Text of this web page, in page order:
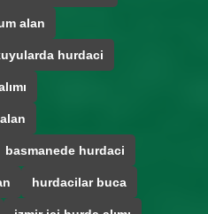
alan
hurdaci
basmanede hurdaci
hurdacilar buca